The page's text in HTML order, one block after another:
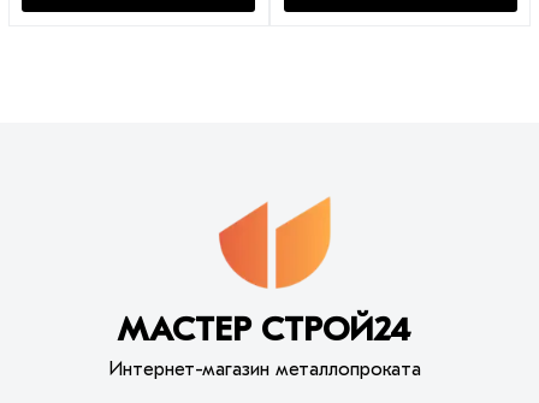
МАСТЕР СТРОЙ24
Интернет-магазин металлопроката